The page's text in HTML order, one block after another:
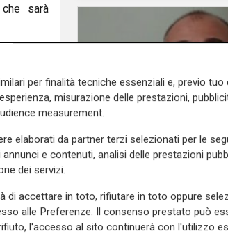
sarà
delle
che
per
la
con un
con
di Pre’
in città.
Emigranti e Nuovi
soprannominata la
Genoa”.
per finalità tecniche essenziali e, previo tuo
misurazione delle prestazioni,
measurement.
elaborati da partner terzi selezionati per le
e contenuti, analisi delle prestazioni
dei servizi.
di accettare in toto, rifiutare in toto oppure
alle Preferenze. Il consenso prestato può
l'accesso al sito continuerà con l'utilizzo